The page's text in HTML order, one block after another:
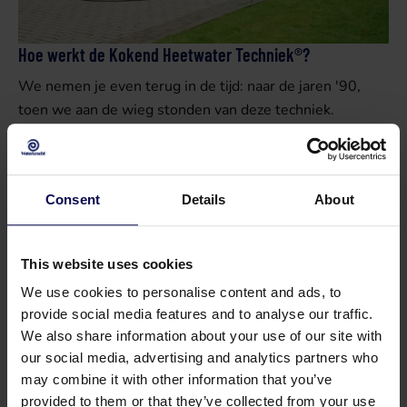
Consent Details About
This website uses cookies
We use cookies to personalise content and ads, to
provide social media features and to analyse our traffic.
We also share information about your use of our site with
our social media, advertising and analytics partners who
may combine it with other information that you’ve
provided to them or that they’ve collected from your use
Hoe werkt de Kokend Heetwater Techniek®?
We nemen je even terug in de tijd: naar de jaren '90,
toen we aan de wieg stonden van deze techniek.
In Nieuw-Zeeland hanteerde men een innovatieve
methode: onkruid bestrijden met heet water en schuim.
In samenwerking ontwikkelden wij deze techniek verder,
anticiperend op het naderende verbod op glyfosaat.
van bewoners: het biologisch afbreekbare schuim kwam
namelijk in de grachten terecht. Daarom schakelden we
snel over naar puur kokend heet water.
Deze techniek bleek effectief: het kokende water -met
constante temperatuur van 99°C- vernietigt de eiwitten